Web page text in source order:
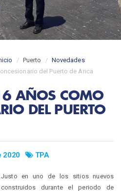
Puerto
Novedades
del Puerto de Arica
AÑOS COMO
DEL PUERTO
2020 TPA
Justo en uno de los sitios nuevos
construidos durante el periodo de